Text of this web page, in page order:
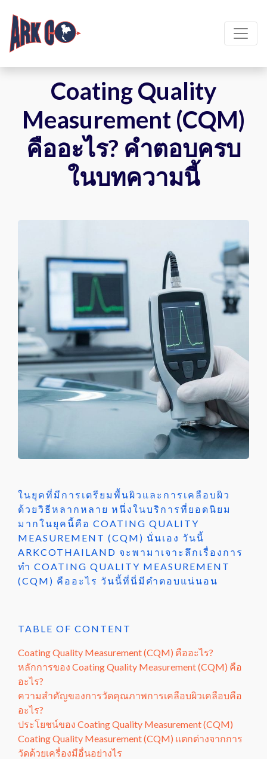
Coating Quality
Measurement (CQM)
คืออะไร? คำตอบครบ
ในบทความนี้
ในยุคที่มีการเตรียมพื้นผิวและการเคลือบผิว
ด้วยวิธีหลากหลาย หนึ่งในบริการที่ยอดนิยม
มากในยุคนี้คือ COATING QUALITY
MEASUREMENT (CQM) นั่นเอง วันนี้
ARKCOTHAILAND จะพามาเจาะลึกเรื่องการ
ทำ COATING QUALITY MEASUREMENT
(CQM) คืออะไร วันนี้ที่นี่มีคำตอบแน่นอน
TABLE OF CONTENT
Coating Quality Measurement (CQM) คืออะไร?
หลักการของ Coating Quality Measurement (CQM) คือ
อะไร?
ความสำคัญของการวัดคุณภาพการเคลือบผิวเคลือบคือ
อะไร?
ประโยชน์ของ Coating Quality Measurement (CQM)
Coating Quality Measurement (CQM) แตกต่างจากการ
วัดด้วยเครื่องมือื่นอย่างไร